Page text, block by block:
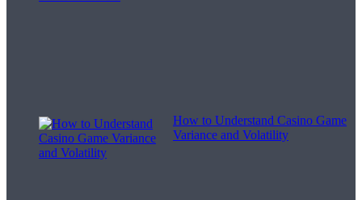
How to Understand Casino Game
Variance and Volatility